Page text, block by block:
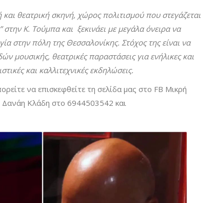
και θεατρική σκηνή, χώρος πολιτισμού που στεγάζεται
στην Κ. Τούμπα και ξεκινάει με μεγάλα όνειρα να
στην πόλη της Θεσσαλονίκης. Στόχος της είναι να
μουσικής, θεατρικές παραστάσεις για ενήλικες και
και καλλιτεχνικές εκδηλώσεις.
να επισκεφθείτε τη σελίδα μας στο FB Μικρή
Δανάη Κλάδη στο 6944503542 και